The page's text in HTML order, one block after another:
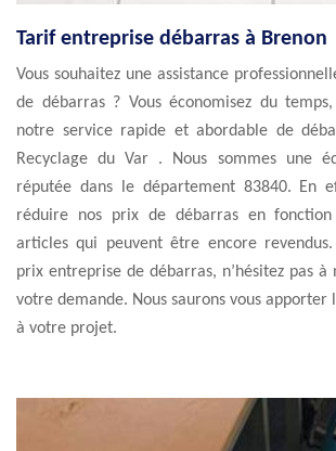
Tarif entreprise débarras à Brenon
Vous souhaitez une assistance
de débarras ? Vous économisez du
notre service rapide et abordable de
Recyclage du Var . Nous sommes une
réputée dans le département 83840. En
réduire nos prix de débarras en
articles qui peuvent être encore
prix entreprise de débarras, n’hésitez pas
votre demande. Nous saurons vous apporter
à votre projet.